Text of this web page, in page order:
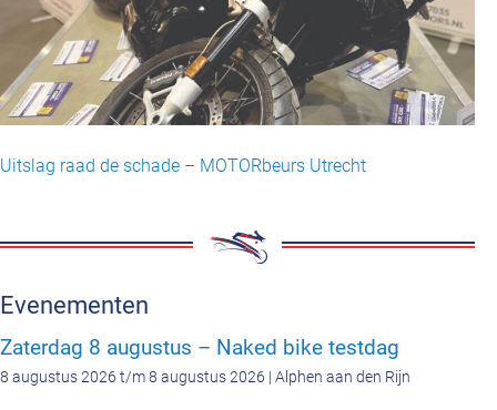
Uitslag raad de schade – MOTORbeurs Utrecht
Evenementen
Zaterdag 8 augustus – Naked bike testdag
8 augustus 2026 t/m 8 augustus 2026 | Alphen aan den Rijn